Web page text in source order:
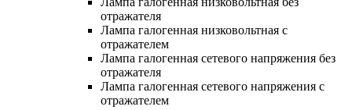
отражателя
Лампа галогенная низковольтная с
отражателем
Лампа галогенная сетевого напряжения без
отражателя
Лампа галогенная сетевого напряжения с
отражателем